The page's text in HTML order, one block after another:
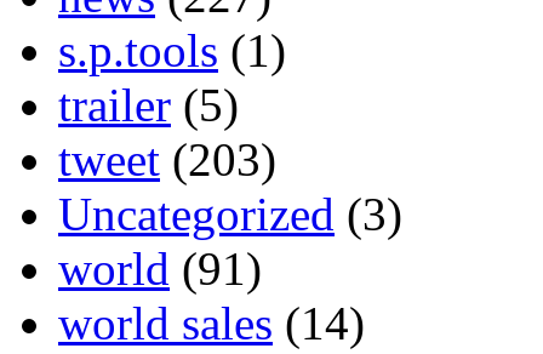
s.p.tools (1)
trailer (5)
tweet (203)
Uncategorized (3)
world (91)
world sales (14)